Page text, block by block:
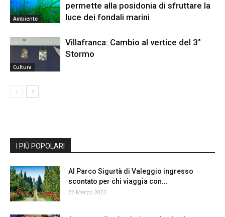
Ambiente
permette alla posidonia di sfruttare la
luce dei fondali marini
Cultura
Villafranca: Cambio al vertice del 3°
Stormo
I PIÙ POPOLARI
Al Parco Sigurtà di Valeggio ingresso
scontato per chi viaggia con...
22 Marzo 2022